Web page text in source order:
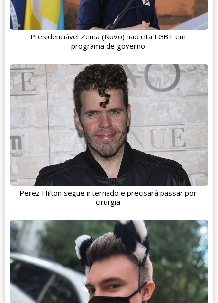
Presidenciável Zema (Novo) não cita LGBT em
programa de governo
Perez Hilton segue internado e precisará passar por
cirurgia